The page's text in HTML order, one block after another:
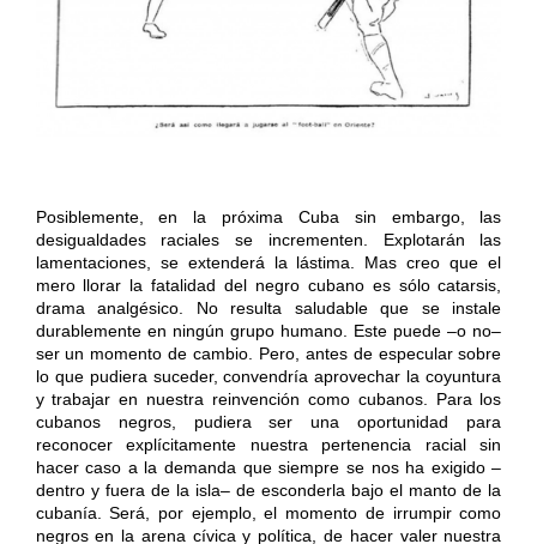
Posiblemente, en la próxima Cuba sin embargo, las
desigualdades raciales se incrementen. Explotarán las
lamentaciones, se extenderá la lástima. Mas creo que el
mero llorar la fatalidad del negro cubano es sólo catarsis,
drama analgésico. No resulta saludable que se instale
durablemente en ningún grupo humano. Este puede –o no–
ser un momento de cambio. Pero, antes de especular sobre
lo que pudiera suceder, convendría aprovechar la coyuntura
y trabajar en nuestra reinvención como cubanos. Para los
cubanos negros, pudiera ser una oportunidad para
reconocer explícitamente nuestra pertenencia racial sin
hacer caso a la demanda que siempre se nos ha exigido –
dentro y fuera de la isla– de esconderla bajo el manto de la
cubanía. Será, por ejemplo, el momento de irrumpir como
negros en la arena cívica y política, de hacer valer nuestra